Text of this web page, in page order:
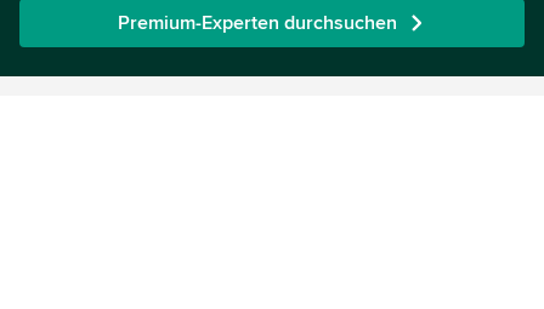
Premium-Experten durchsuchen